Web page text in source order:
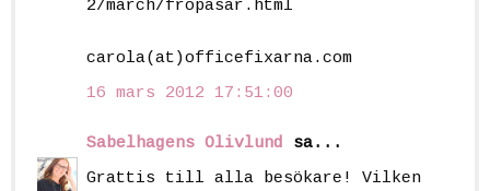
2/march/fropasar.html
carola(at)officefixarna.com
16 mars 2012 17:51:00
Sabelhagens Olivlund sa...
Grattis till alla besökare! Vilken